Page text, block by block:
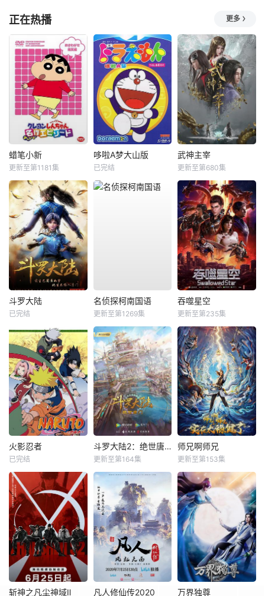
正在热播 更多
蜡笔小新
更新至第1181集
哆啦A梦大山版
已完结
武神主宰
更新至第680集
斗罗大陆
已完结
名侦探柯南国语
更新至第1269集
吞噬星空
更新至第235集
火影忍者
已完结
斗罗大陆2：绝世唐门
更新至第164集
师兄啊师兄
更新至第153集
斩神之凡尘神域Ⅱ 凡人修仙传2020 万界独尊